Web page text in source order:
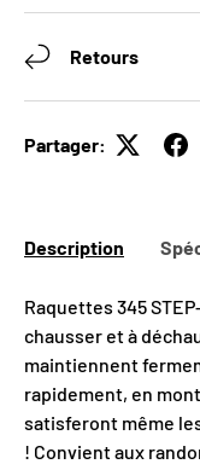
Retours
Partager:
Description
Raquettes 345
chausser et à
maintiennent
rapidement, en
satisferont même
! Convient aux